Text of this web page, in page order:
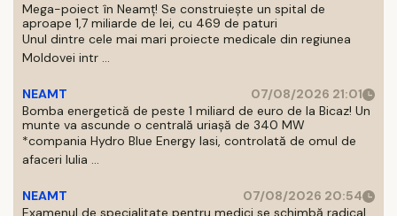
Mega-poiect în Neamț! Se construiește un spital de
aproape 1,7 miliarde de lei, cu 469 de paturi
Unul dintre cele mai mari proiecte medicale din regiunea
Moldovei intr ...
NEAMT
07/08/2026 21:01
Bomba energetică de peste 1 miliard de euro de la Bicaz! Un
munte va ascunde o centrală uriașă de 340 MW
*compania Hydro Blue Energy Iasi, controlată de omul de
afaceri Iulia ...
NEAMT
07/08/2026 20:54
Examenul de specialitate pentru medici se schimbă radical